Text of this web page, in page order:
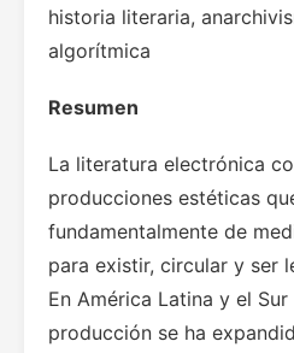
historia literaria,
algorítmica
Resumen
La literatura electrónica
producciones estéticas
fundamentalmente de
para existir, circular y ser
En América Latina y el
producción se ha